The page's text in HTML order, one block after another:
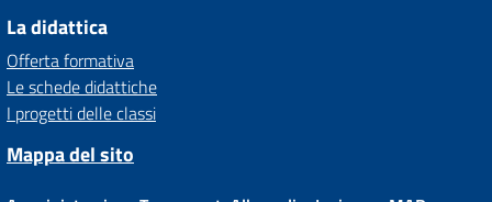
La didattica
Offerta formativa
Le schede didattiche
I progetti delle classi
Mappa del sito